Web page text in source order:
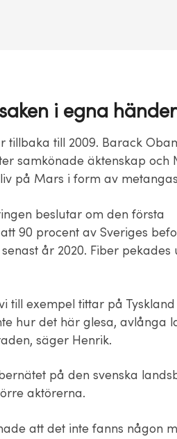
i egna händer
tillbaka till 2009. Barack
samkönade äktenskap och
på Mars i form av
beslutar om den första
90 procent av Sveriges
år 2020. Fiber pekades
till exempel tittar på
hur det här glesa, avlånga
säger Henrik.
på den svenska
aktörerna.
att det inte fanns någon